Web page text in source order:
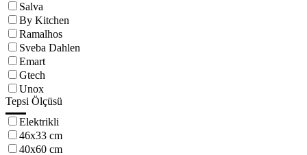
Salva
By Kitchen
Ramalhos
Sveba Dahlen
Emart
Gtech
Unox
Tepsi Ölçüsü
Elektrikli
46x33 cm
40x60 cm